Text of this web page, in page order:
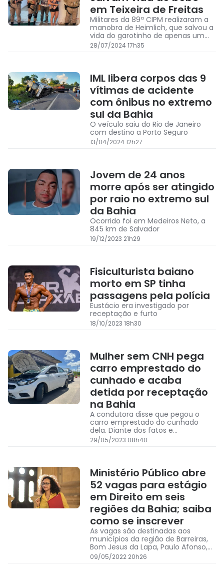
em Teixeira de Freitas
Militares da 89ª CIPM realizaram a
manobra de Heimlich, que salvou a
vida do garotinho de apenas um
ano de idade
28/07/2024 17h35
IML libera corpos das 9
vítimas de acidente
com ônibus no extremo
sul da Bahia
O veículo saiu do Rio de Janeiro
com destino a Porto Seguro
13/04/2024 12h27
Jovem de 24 anos
morre após ser atingido
por raio no extremo sul
da Bahia
Ocorrido foi em Medeiros Neto, a
845 km de Salvador
19/12/2023 21h29
Fisiculturista baiano
morto em SP tinha
passagens pela polícia
Eustácio era investigado por
receptação e furto
18/10/2023 18h30
Mulher sem CNH pega
carro emprestado do
cunhado e acaba
detida por receptação
na Bahia
A condutora disse que pegou o
carro emprestado do cunhado
dela. Diante dos fatos e
configurado o crime de
receptação, a PRF encaminhou a
29/05/2023 08h40
Ministério Público abre
52 vagas para estágio
em Direito em seis
regiões da Bahia; saiba
como se inscrever
As vagas são destinadas aos
municípios da região de Barreiras,
Bom Jesus da Lapa, Paulo Afonso,
Santo Antônio de Jesus, Teixeira de
Freitas e Valença.
09/05/2022 20h26